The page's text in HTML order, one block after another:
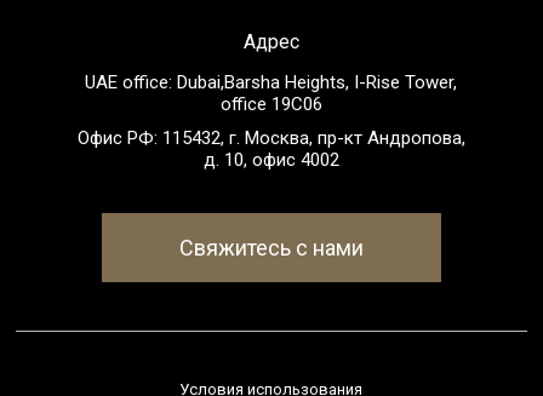
Адрес
UAE office: Dubai,Barsha Heights, I-Rise Tower,
office 19C06
Офис РФ: 115432, г. Москва, пр-кт Андропова,
д. 10, офис 4002
Свяжитесь с нами
Условия использования